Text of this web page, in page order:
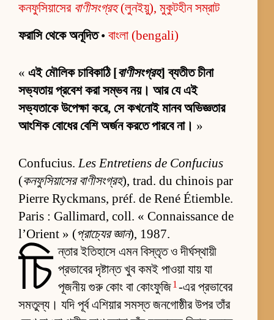
কনফুসিয়াসের বাণীসংগ্রহ(লুনইয়ু), মুকুটহীন সম্রাট
ফরাসি থেকে অনূদিত• বাংলা (bengali)
« এই মৌলিক চাবিকাঠি [বাণীসংগ্রহ] ব্যতীত চীনা
সভ্যতায় প্রবেশ করা সম্ভব নয়। আর যে এই
সভ্যতাকে উপেক্ষা করে, সে কখনোই মানব অভিজ্ঞতার
আংশিক বোধের বেশি অর্জন করতে পারবে না। »
Confucius. Les Entretiens de Confucius
(কনফুসিয়াসের বাণীসংগ্রহ), trad. du chinois par
Pierre Ryckmans, préf. de René Étiemble.
Paris : Gallimard, coll. « Connaissance de
l’Orient » (প্রাচ্যের জ্ঞান), 1987.
চি ন্তার ইতিহাসে এমন বিস্তৃত ও দীর্ঘস্থায়ী
প্রভাবের দৃষ্টান্ত খুব কমই পাওয়া যায় যা
পূজনীয় গুরু কোং বা কোংফুজি1 -এর প্রভাবের
সমতুল্য। যদি পূর্ব এশিয়ার সমস্ত জনগোষ্ঠীর উপর তাঁর